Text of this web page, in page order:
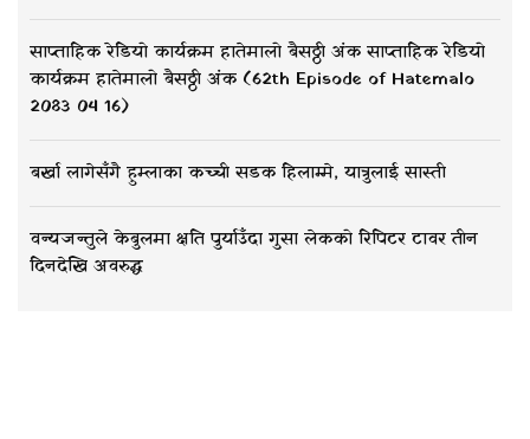
साप्ताहिक रेडियो कार्यक्रम हातेमालो बैसठ्ठी अंक साप्ताहिक रेडियो
कार्यक्रम हातेमालो बैसठ्ठी अंक (62th Episode of Hatemalo
2083 04 16)
बर्खा लागेसँगै हुम्लाका कच्ची सडक हिलाम्मे, यात्रुलाई सास्ती
वन्यजन्तुले केबुलमा क्षति पुर्याउँदा गुसा लेकको रिपिटर टावर तीन
दिनदेखि अवरुद्ध